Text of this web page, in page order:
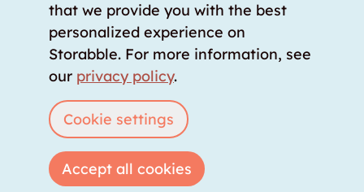
How to calculate the size of a storage room?
How much does a storage room cost?
For storage providers
Login List storage room
Copyright © 2026 storabble|privacy policy
that we provide you with the best
personalized experience on
Storabble. For more information, see
our privacy policy.
Cookie settings
Accept all cookies